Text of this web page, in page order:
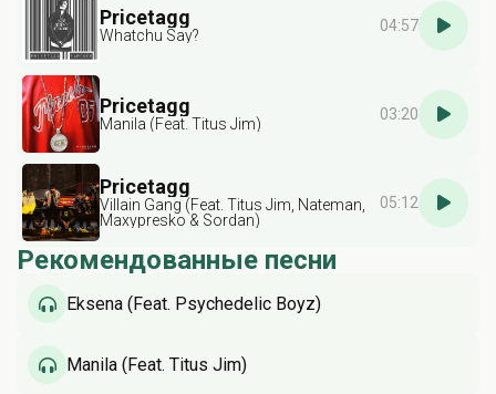
Pricetagg
Whatchu Say?
04:57
Pricetagg
Manila (Feat. Titus Jim)
03:20
Pricetagg
Villain Gang (Feat. Titus Jim, Nateman,
Maxypresko & Sordan)
05:12
Рекомендованные песни
Eksena (Feat. Psychedelic Boyz)
Manila (Feat. Titus Jim)